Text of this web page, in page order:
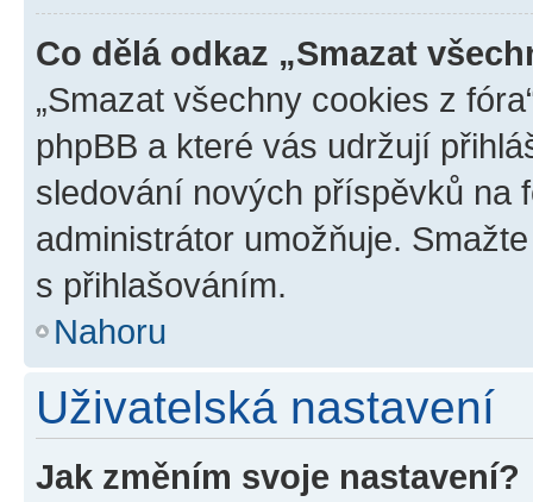
Co dělá odkaz „Smazat
„Smazat všechny cookies z
phpBB a které vás udržují
sledování nových příspěvků na
administrátor umožňuje.
s přihlašováním.
Nahoru
Uživatelská nastavení
Jak změním svoje nastavení?